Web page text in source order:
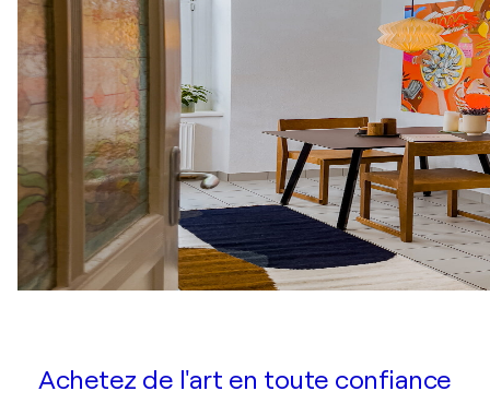
Achetez de l'art en toute confiance